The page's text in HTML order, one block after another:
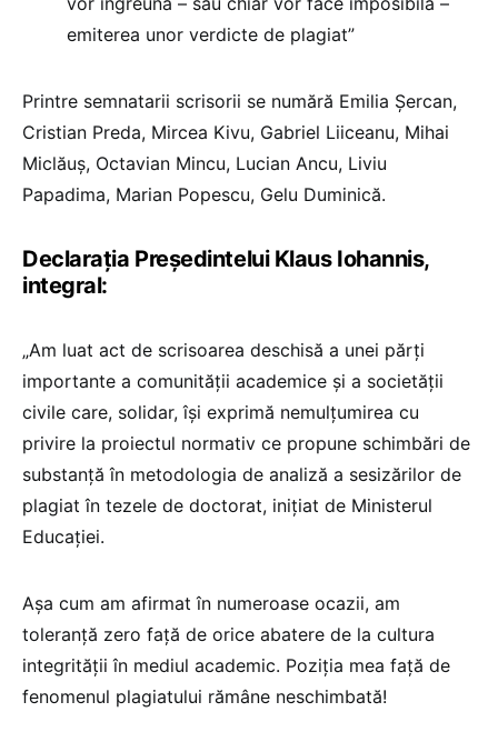
emiterea unor verdicte de plagiat”
Printre semnatarii scrisorii se numără Emilia Șercan,
Cristian Preda, Mircea Kivu, Gabriel Liiceanu, Mihai
Miclăuș, Octavian Mincu, Lucian Ancu, Liviu
Papadima, Marian Popescu, Gelu Duminică.
Declarația Președintelui Klaus Iohannis,
integral:
„Am luat act de scrisoarea deschisă a unei părți
importante a comunității academice și a societății
civile care, solidar, își exprimă nemulțumirea cu
privire la proiectul normativ ce propune schimbări de
substanță în metodologia de analiză a sesizărilor de
plagiat în tezele de doctorat, inițiat de Ministerul
Educației.
Așa cum am afirmat în numeroase ocazii, am
toleranță zero față de orice abatere de la cultura
integrității în mediul academic. Poziția mea față de
fenomenul plagiatului rămâne neschimbată!